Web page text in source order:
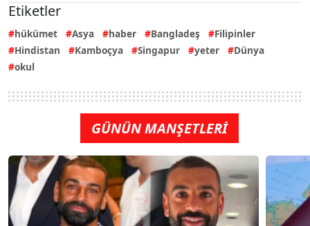
Etiketler
hükümet Asya haber Bangladeş
Filipinler
Hindistan
Kamboçya Singapur yeter
Dünya
okul
GÜNÜN MANŞETLERİ